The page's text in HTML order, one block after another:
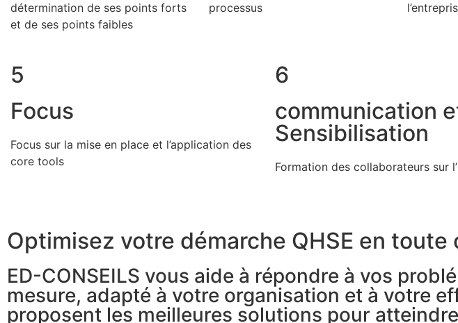
détermination de ses points forts
et de ses points faibles
processus
5
Focus
Focus sur la mise en place et l’application des
core tools
6
communication
Sensibilisation
Formation des collaborateurs sur
Optimisez votre démarche QHSE en toute
ED-CONSEILS vous aide à répondre à vos
mesure, adapté à votre organisation et à votre
proposent les meilleures solutions pour